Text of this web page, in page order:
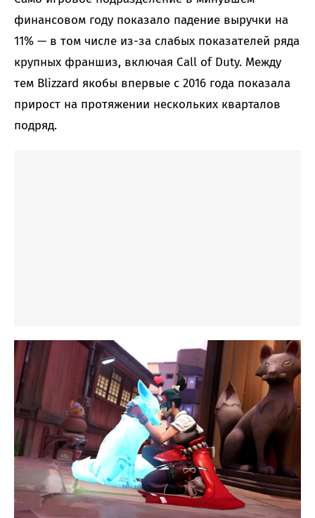
финансовом году показало падение выручки на
11% — в том числе из-за слабых показателей ряда
крупных франшиз, включая Call of Duty. Между
тем Blizzard якобы впервые с 2016 года показала
прирост на протяжении нескольких кварталов
подряд.